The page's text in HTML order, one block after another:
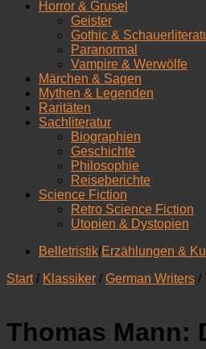
Horror & Grusel
Geister
Gothic &
Paranormal
Vampire & Werwölfe
Märchen & Sagen
Mythen & Legenden
Raritäten
Sachliteratur
Biographien
Geschichte
Philosophie
Reiseberichte
Science Fiction
Retro Science Fiction
Utopien & Dystopien
Belletristik/Erzählungen &
Start/ Klassiker / German Writers /
Thomas Mann: